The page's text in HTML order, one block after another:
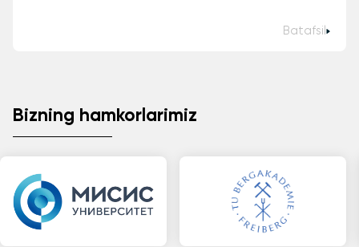
Batafsil
Bizning hamkorlarimiz